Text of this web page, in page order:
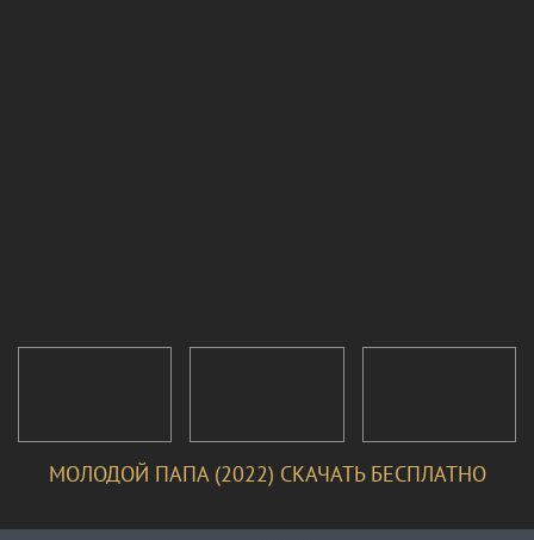
МОЛОДОЙ ПАПА (2022) СКАЧАТЬ БЕСПЛАТНО